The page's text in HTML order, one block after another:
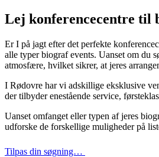
Lej konferencecentre til
Er I på jagt efter det perfekte
alle typer biograf events. Uanset om du
atmosfære, hvilket sikrer, at jeres
I Rødovre har vi adskillige eksklusive
der tilbyder enestående service,
Uanset omfanget eller typen af jeres
udforske de forskellige muligheder på
Tilpas din søgning…